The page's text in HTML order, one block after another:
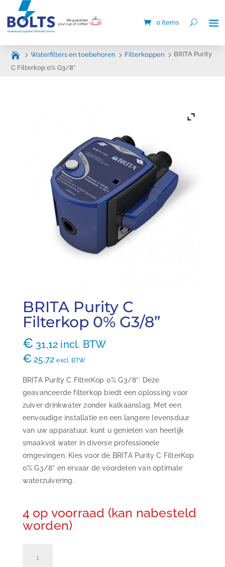
0 items
Waterfilters en toebehoren Filterkoppen
BRITA Purity
C Filterkop 0% G3/8”
BRITA Purity C
Filterkop 0% G3/8”
€ 31,12 incl. BTW
€ 25,72 excl. BTW
BRITA Purity C FilterKop 0% G3/8”: Deze
geavanceerde filterkop biedt een oplossing voor
zuiver drinkwater zonder kalkaanslag. Met een
eenvoudige installatie en een langere levensduur
van uw apparatuur, kunt u genieten van heerlijk
smaakvol water in diverse professionele
omgevingen. Kies voor de BRITA Purity C FilterKop
0% G3/8” en ervaar de voordelen van optimale
waterzuivering.
4 op voorraad (kan nabesteld
worden)
Purity